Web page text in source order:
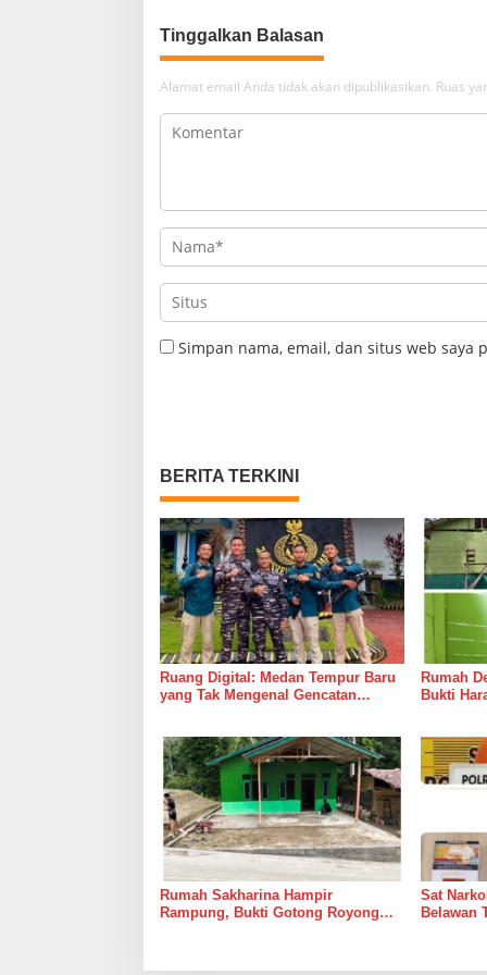
Tinggalkan Balasan
Alamat email Anda tidak akan dipublikasikan. Ruas
Simpan nama, email, dan situs web
BERITA TERKINI
Ruang Digital: Medan Tempur Baru
yang Tak Mengenal Gencatan
Rumah
Bukti
Rumah Sakharina Hampir
Rampung, Bukti Gotong Royong
Sat
Belawan